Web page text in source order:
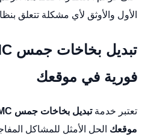
الأول والأوثق لأي مشكلة تتعلق
فورية في موقعك
تعتبر خدمة
موقعك الحل الأمثل للمشاكل